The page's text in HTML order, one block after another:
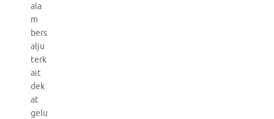
ala
m
bers
alju
terk
ait
dek
at
gelu